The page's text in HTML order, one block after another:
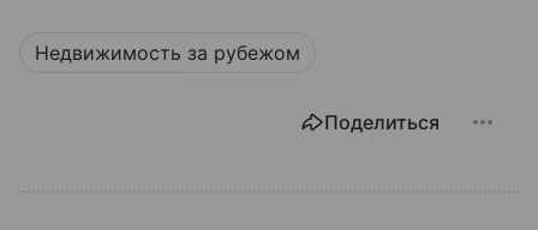
Недвижимость за рубежом
Поделиться